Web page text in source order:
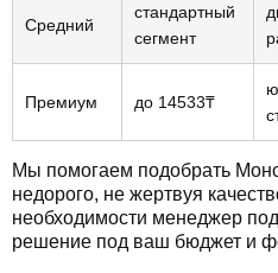
Средний
стандартный
сегмент
Премиум до 14533₸
Мы помогаем подобрать
недорого, не жертвуя
необходимости менеджер
решение под ваш бюджет и